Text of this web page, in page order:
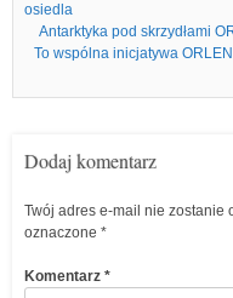
osiedla
Antarktyka pod skrzydłami
To wspólna inicjatywa
Dodaj komentarz
Twój adres e-mail nie zostanie
oznaczone *
Komentarz *